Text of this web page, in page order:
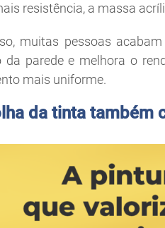
resistência, a massa
muitas pessoas
da parede e melhora o
mais uniforme.
da tinta também